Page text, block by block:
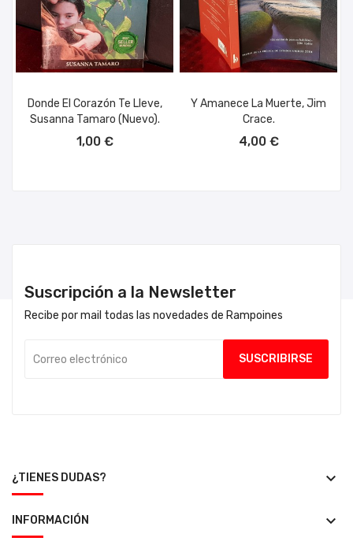
Donde El Corazón Te Lleve,
Susanna Tamaro (nuevo).
1,00 €
Y Amanece La Muerte, Jim
Crace.
4,00 €
Suscripción a la Newsletter
Recibe por mail todas las novedades de Rampoines
¿TIENES DUDAS? keyboard_arrow_down
INFORMACIÓN keyboard_arrow_down